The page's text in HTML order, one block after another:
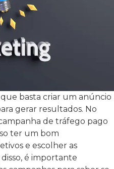
basta criar um anúncio
gerar resultados. No
de tráfego pago
ter um bom
e escolher as
é importante